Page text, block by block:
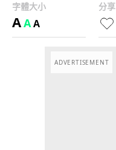
字體大小
AAA
分享
ADVERTISEMENT